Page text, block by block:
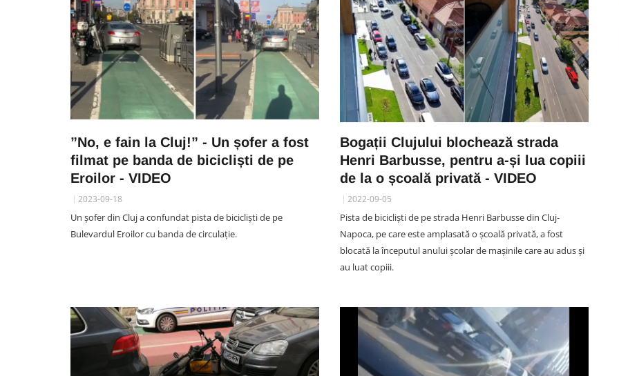
”No, e fain la Cluj!” - Un șofer a fost
filmat pe banda de bicicliști de pe
Eroilor - VIDEO
2023-09-18
Un șofer din Cluj a confundat pista de bicicliști de pe
Bulevardul Eroilor cu banda de circulație.
Bogații Clujului blochează strada
Henri Barbusse, pentru a-și lua copiii
de la o școală privată - VIDEO
2022-09-05
Pista de bicicliști de pe strada Henri Barbusse din Cluj-
Napoca, pe care este amplasată o școală privată, a fost
blocată la începutul anului școlar de mașinile care au adus și
au luat copiii.
06 August 15:50 06 August 18:33